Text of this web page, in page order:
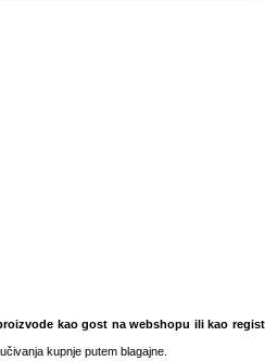
kao gost na webshopu ili kao
kupnje putem blagajne.